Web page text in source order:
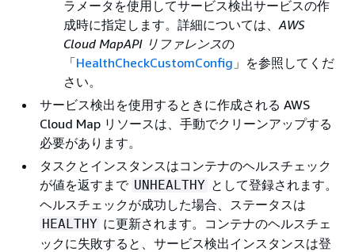
ラメータを使用してサービス検出サービスの作
成時に指定します。詳細については、AWS
Cloud MapAPI リファレンスの
「HealthCheckCustomConfig 」を参照してくだ
さい。
サービス検出を使用するときに作成される AWS
Cloud Map リソースは、手動でクリーンアップする
必要があります。
タスクとインスタンスはコンテナのヘルスチェック
が値を返すまで UNHEALTHY として登録されます。
ヘルスチェックが成功した場合、ステータスは
HEALTHY に更新されます。コンテナのヘルスチェ
ックに失敗すると、サービス検出インスタンスは登